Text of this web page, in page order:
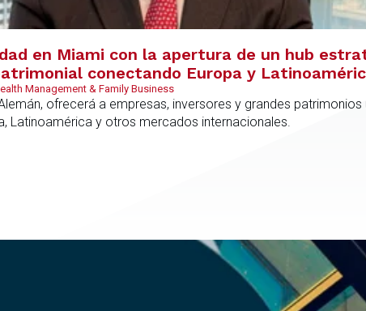
en Miami con la apertura de un hub
conectando Europa y
Management & Family Business
ofrecerá a empresas, inversores y grandes
Latinoamérica y otros mercados internacionales.